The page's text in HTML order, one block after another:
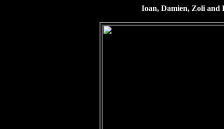
Ioan, Damien, Zoli and